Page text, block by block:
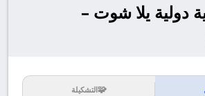
دولية يلا شوت –
🧩التشكيلة